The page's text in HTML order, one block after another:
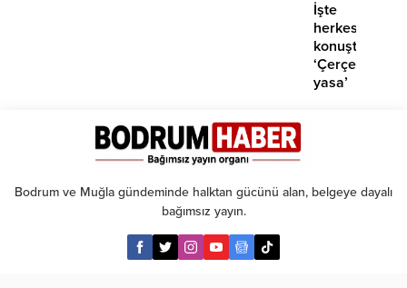
İşte
herkesin
konuştuğu
‘Çerçeve
yasa’
Bodrum ve Muğla gündeminde halktan gücünü alan, belgeye dayalı
bağımsız yayın.